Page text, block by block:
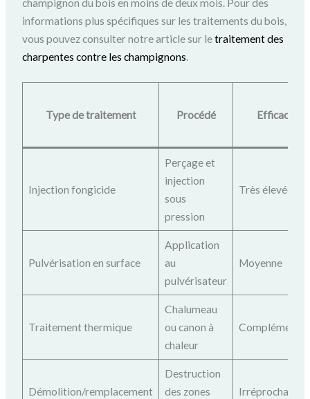
informations plus spécifiques sur les traitements du bois,
vous pouvez consulter notre article sur letraitement des
charpentes contre les champignons
Type de traitement Procédé Efficacité
Injection fongicide
Perçage et
injection
sous
pression
Très élevée
Pulvérisation en surface
Application
au
pulvérisateur
Moyenne
Traitement thermique
Chalumeau
ou canon à
chaleur
Démolition/remplacement
Destruction
des zones
Irréprochable